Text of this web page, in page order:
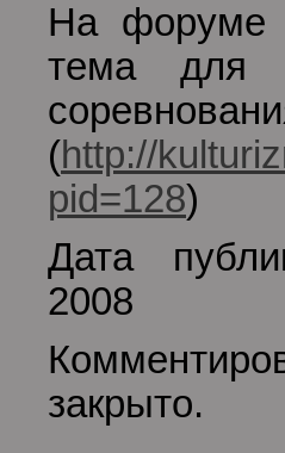
На форуме
тема для
(http://
pid=128)
Дата
2008
закрыто.